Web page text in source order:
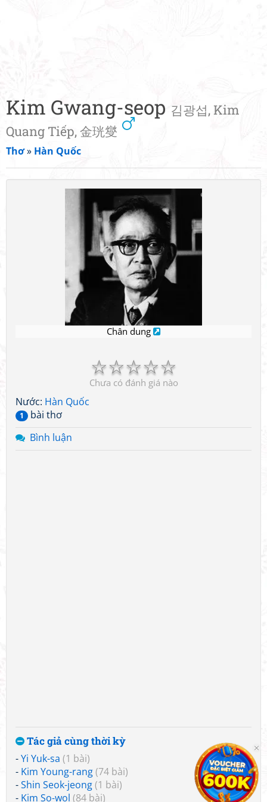
Kim Gwang-seop 김광섭, Kim
Quang Tiếp, 金珖燮
Thơ» Hàn Quốc
Chân dung
☆
☆
☆
☆
☆
Chưa có đánh giá nào
Nước: Hàn Quốc
1
bài thơ
Bình luận
Tác giả cùng thời kỳ
-Yi Yuk-sa (1 bài)
- Kim Young-rang(74 bài)
-Shin Seok-jeong(1 bài)
- Kim So-wol (84 bài)